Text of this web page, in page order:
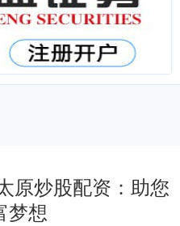
原炒股配资：助您
梦想